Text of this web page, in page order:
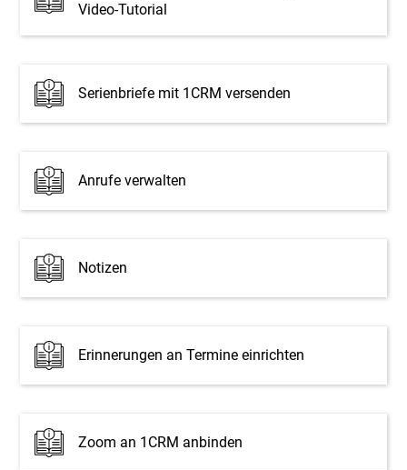
Video-Tutorial
Serienbriefe mit 1CRM versenden
Anrufe verwalten
Notizen
Erinnerungen an Termine einrichten
Zoom an 1CRM anbinden